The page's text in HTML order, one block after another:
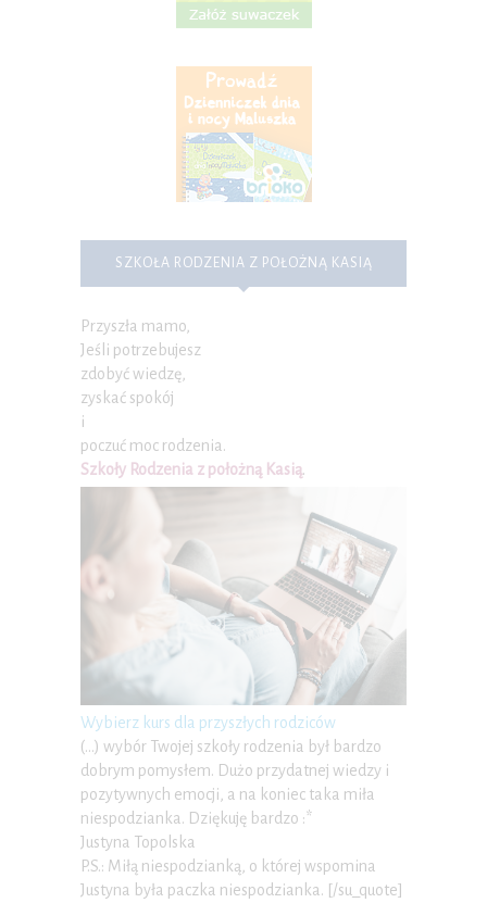
SZKOŁA RODZENIA Z POŁOŻNĄ KASIĄ
Przyszła mamo,
Jeśli potrzebujesz
zdobyć wiedzę,
zyskać spokój
i
poczuć moc rodzenia.
Szkoły Rodzenia z położną Kasią.
Wybierz kurs dla przyszłych rodziców
(…) wybór Twojej szkoły rodzenia był bardzo
dobrym pomysłem. Dużo przydatnej wiedzy i
pozytywnych emocji, a na koniec taka miła
niespodzianka. Dziękuję bardzo :*
Justyna Topolska
P.S.: Miłą niespodzianką, o której wspomina
Justyna była paczka niespodzianka. [/su_quote]